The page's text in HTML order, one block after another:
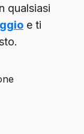
qualsiasi
e ti